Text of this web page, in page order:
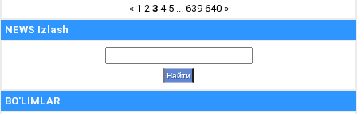
« 1 2 3 4 5 ... 639 640 »
NEWS Izlash
BO'LIMLAR